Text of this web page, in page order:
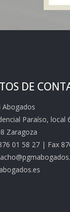
DE
Abogados
Paraíso, local
Zaragoza
01 58 27 | Fax